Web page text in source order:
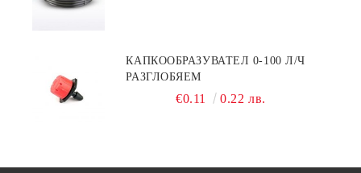
КАПКООБРАЗУВАТЕЛ 0-100 Л/Ч
РАЗГЛОБЯЕМ
€0.11 0.22 лв.